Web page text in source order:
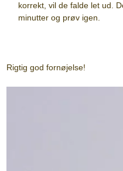
korrekt, vil de falde let ud.
minutter og prøv igen.
Rigtig god fornøjelse!